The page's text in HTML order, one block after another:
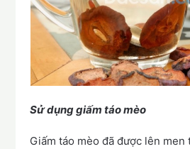
Sử dụng giấm táo mèo
Giấm táo mèo đã được lên men